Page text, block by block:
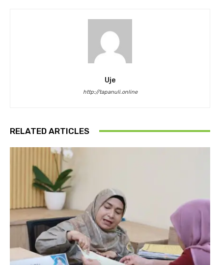
Uje
http://tapanuli.online
RELATED ARTICLES